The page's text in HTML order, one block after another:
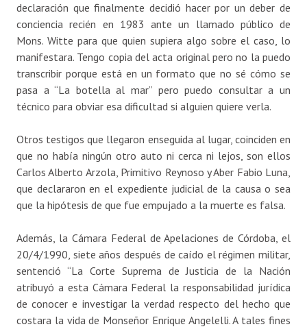
declaración que finalmente decidió hacer por un deber de
conciencia recién en 1983 ante un llamado público de
Mons. Witte para que quien supiera algo sobre el caso, lo
manifestara. Tengo copia del acta original pero no la puedo
transcribir porque está en un formato que no sé cómo se
pasa a “La botella al mar” pero puedo consultar a un
técnico para obviar esa dificultad si alguien quiere verla.
Otros testigos que llegaron enseguida al lugar, coinciden en
que no había ningún otro auto ni cerca ni lejos, son ellos
Carlos Alberto Arzola, Primitivo Reynoso y Aber Fabio Luna,
que declararon en el expediente judicial de la causa o sea
que la hipótesis de que fue empujado a la muerte es falsa.
Además, la Cámara Federal de Apelaciones de Córdoba, el
20/4/1990, siete años después de caído el régimen militar,
sentenció “La Corte Suprema de Justicia de la Nación
atribuyó a esta Cámara Federal la responsabilidad jurídica
de conocer e investigar la verdad respecto del hecho que
costara la vida de Monseñor Enrique Angelelli. A tales fines